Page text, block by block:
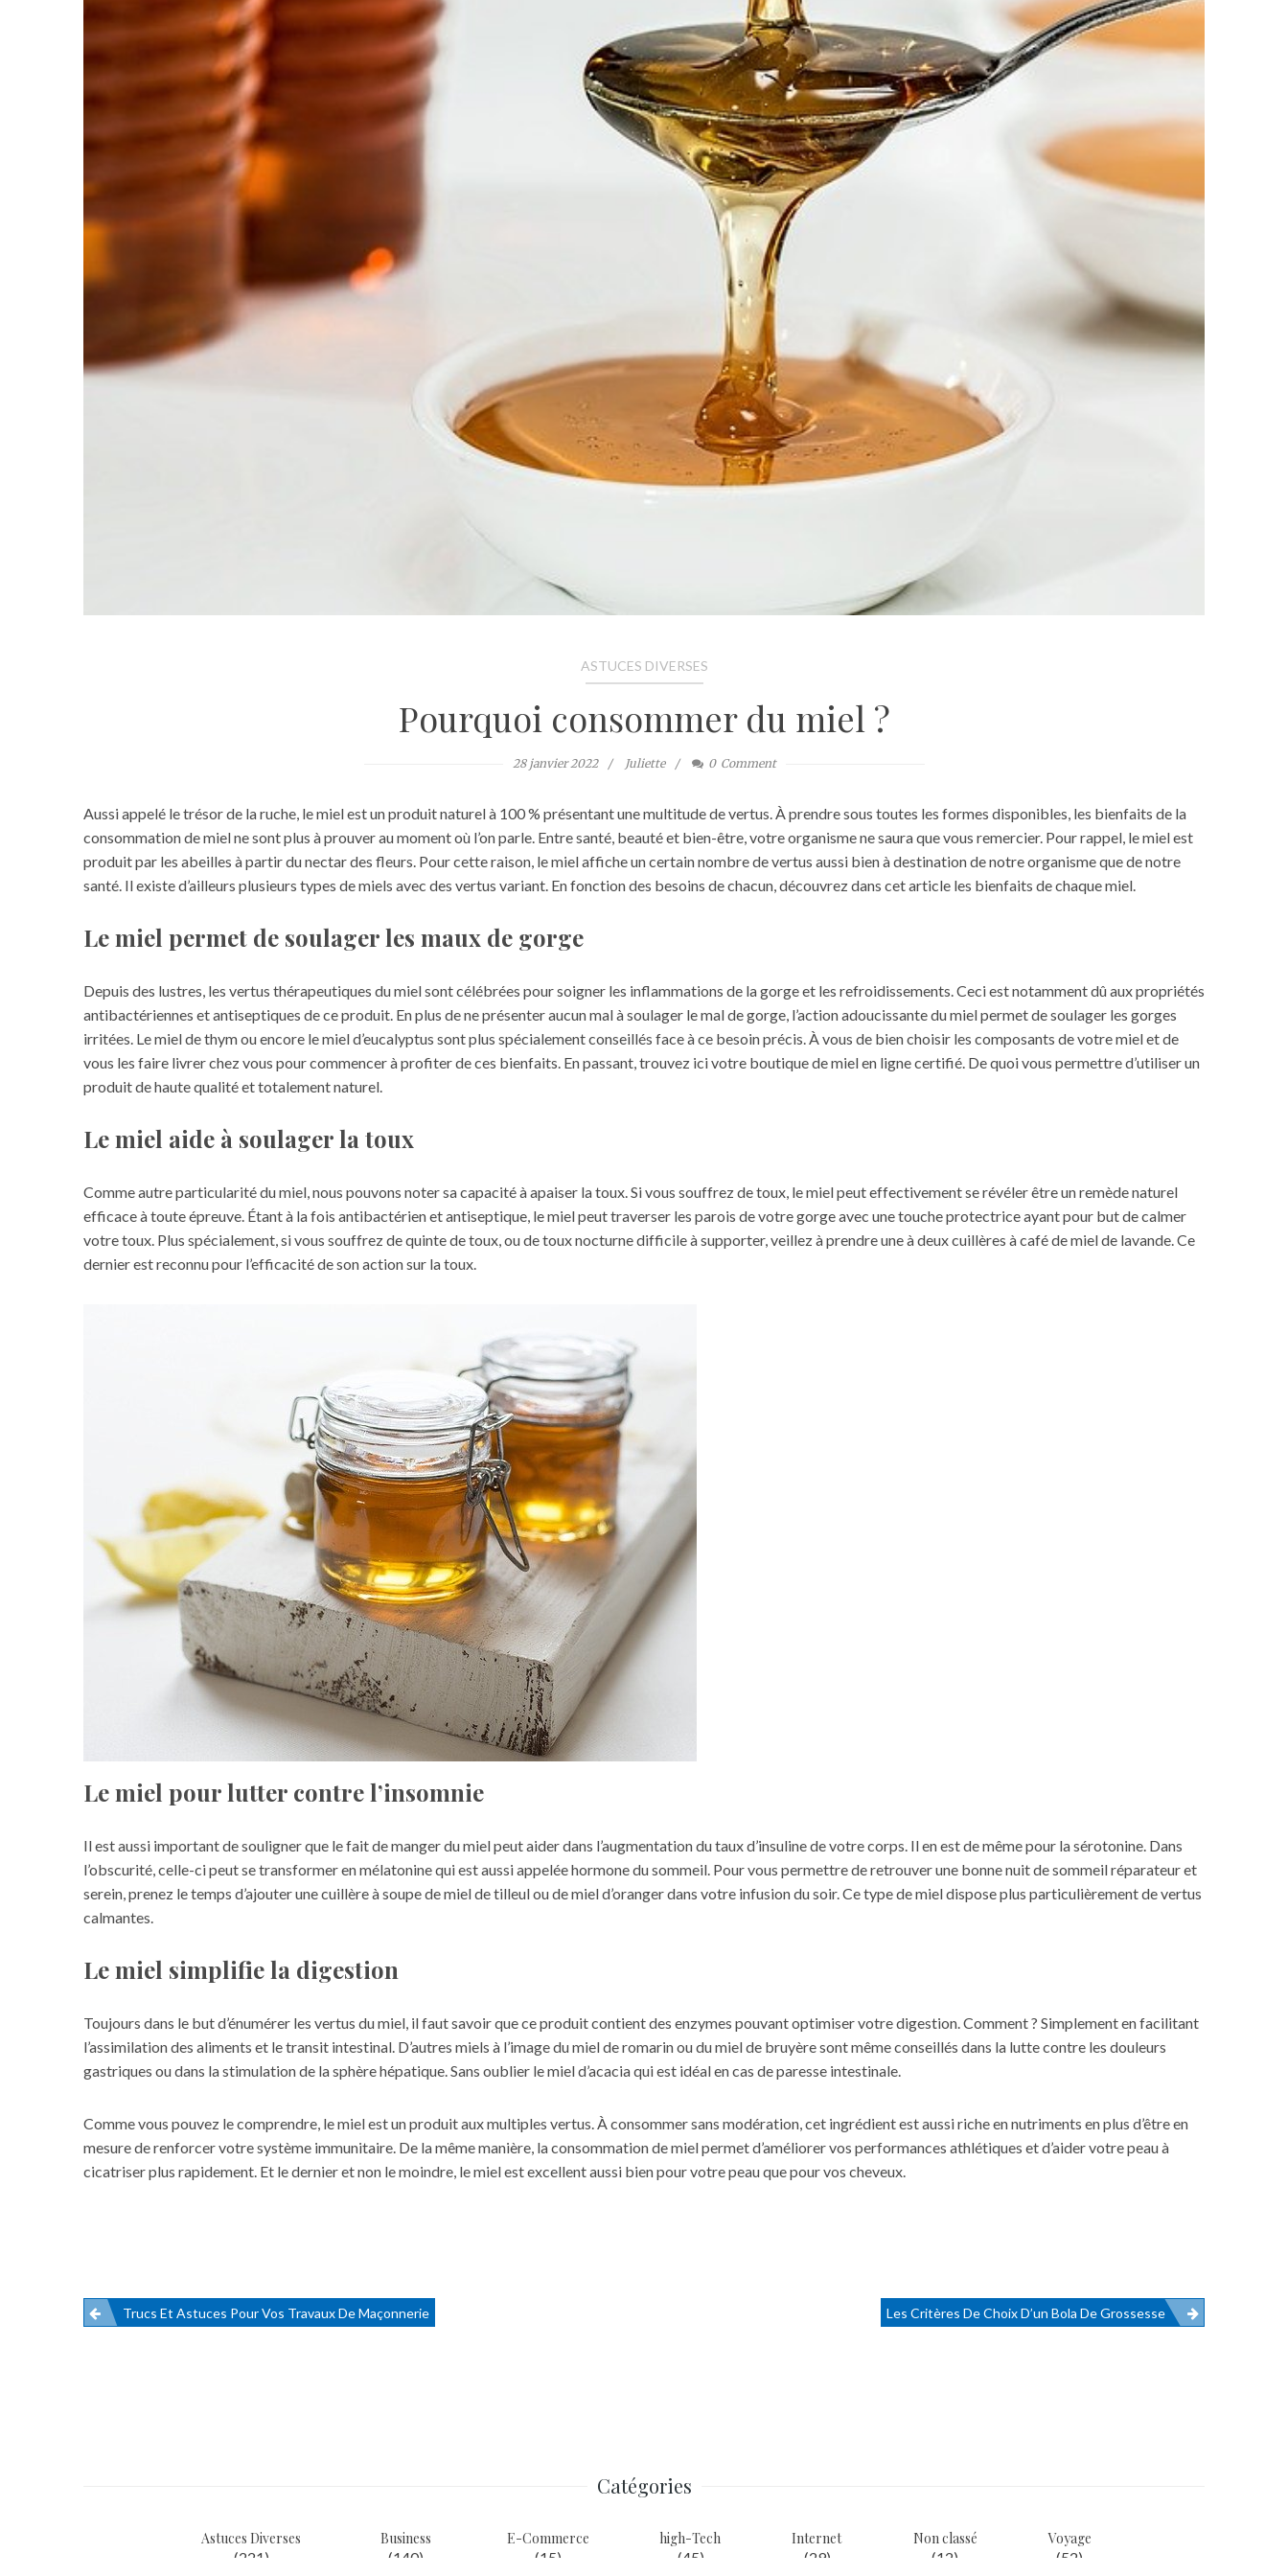
ASTUCES DIVERSES
Pourquoi consommer du miel ?
28 janvier 2022 Juliette 0 Comment
Aussi appelé le trésor de la ruche, le miel est un produit naturel à 100 % présentant une multitude de vertus. À prendre sous toutes les formes disponibles, les bienfaits de la
consommation de miel ne sont plus à prouver au moment où l’on parle. Entre santé, beauté et bien-être, votre organisme ne saura que vous remercier. Pour rappel, le miel est
produit par les abeilles à partir du nectar des fleurs. Pour cette raison, le miel affiche un certain nombre de vertus aussi bien à destination de notre organisme que de notre
santé. Il existe d’ailleurs plusieurs types de miels avec des vertus variant. En fonction des besoins de chacun, découvrez dans cet article les bienfaits de chaque miel.
Le miel permet de soulager les maux de gorge
Depuis des lustres, les vertus thérapeutiques du miel sont célébrées pour soigner les inflammations de la gorge et les refroidissements. Ceci est notamment dû aux propriétés
antibactériennes et antiseptiques de ce produit. En plus de ne présenter aucun mal à soulager le mal de gorge, l’action adoucissante du miel permet de soulager les gorges
irritées. Le miel de thym ou encore le miel d’eucalyptus sont plus spécialement conseillés face à ce besoin précis. À vous de bien choisir les composants de votre miel et de
vous les faire livrer chez vous pour commencer à profiter de ces bienfaits. En passant, trouvez ici votre boutique de miel en lignecertifié. De quoi vous permettre d’utiliser un
produit de haute qualité et totalement naturel.
Le miel aide à soulager la toux
Comme autre particularité du miel, nous pouvons noter sa capacité à apaiser la toux. Si vous souffrez de toux, le miel peut effectivement se révéler être un remède naturel
efficace à toute épreuve. Étant à la fois antibactérien et antiseptique, le miel peut traverser les parois de votre gorge avec une touche protectrice ayant pour but de calmer
votre toux. Plus spécialement, si vous souffrez de quinte de toux, ou de toux nocturne difficile à supporter, veillez à prendre une à deux cuillères à café de miel de lavande. Ce
dernier est reconnu pour l’efficacité de son action sur la toux.
Le miel pour lutter contre l’insomnie
Il est aussi important de souligner que le fait de manger du miel peut aider dans l’augmentation du taux d’insuline de votre corps. Il en est de même pour la sérotonine. Dans
l’obscurité, celle-ci peut se transformer en mélatonine qui est aussi appelée hormone du sommeil. Pour vous permettre de retrouver une bonne nuit de sommeil réparateur et
serein, prenez le temps d’ajouter une cuillère à soupe de miel de tilleul ou de miel d’oranger dans votre infusion du soir. Ce type de miel dispose plus particulièrement de vertus
calmantes.
Le miel simplifie la digestion
Toujours dans le but d’énumérer les vertus du miel, il faut savoir que ce produit contient des enzymes pouvant optimiser votre digestion. Comment ? Simplement en facilitant
l’assimilation des aliments et le transit intestinal. D’autres miels à l’image du miel de romarin ou du miel de bruyère sont même conseillés dans la lutte contre les douleurs
gastriques ou dans la stimulation de la sphère hépatique. Sans oublier le miel d’acacia qui est idéal en cas de paresse intestinale.
Comme vous pouvez le comprendre, le miel est un produit aux multiples vertus. À consommer sans modération, cet ingrédient est aussi riche en nutriments en plus d’être en
mesure de renforcer votre système immunitaire. De la même manière, la consommation de miel permet d’améliorer vos performances athlétiques et d’aider votre peau à
cicatriser plus rapidement. Et le dernier et non le moindre, le miel est excellent aussi bien pour votre peau que pour vos cheveux
Navigation
Trucs Et Astuces Pour Vos Travaux De Maçonnerie Les Critères De Choix D’un Bola De Grossesse
Catégories
Astuces Diverses
(221)
Business
(140)
E-Commerce
(15)
high-Tech
(45)
Internet
(29)
Non classé
(12)
Voyage
(52)